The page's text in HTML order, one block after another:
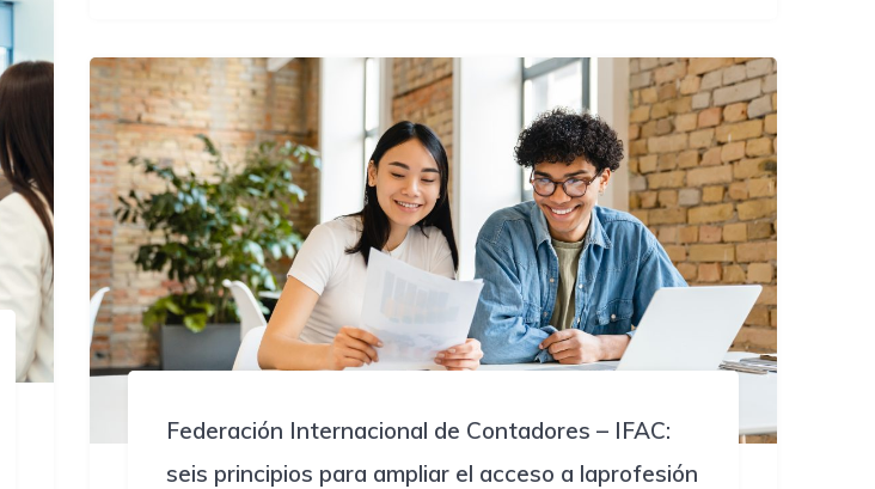
Federación Internacional de Contadores – IFAC:
seis principios para ampliar el acceso a laprofesión